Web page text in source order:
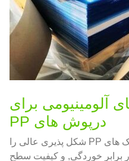
های آلومینیومی برای
درپوش های PP
3004 ورق آلومینیوم برای کلاهک های PP شکل پذیری عالی را
برابر خوردگی, و کیفیت سطح